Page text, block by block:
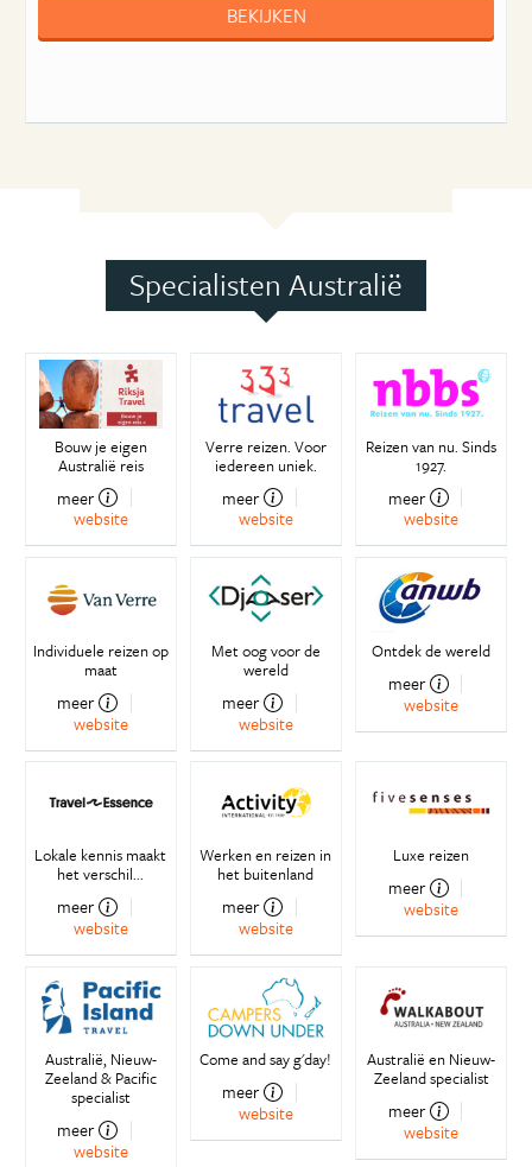
BEKIJKEN
Specialisten Australië
Bouw je eigen
Australië reis
meer
website
Verre reizen. Voor
iedereen uniek.
meer
website
Reizen van nu. Sinds
1927.
meer
website
Individuele reizen op
maat
meer
website
Met oog voor de
wereld
meer
website
Ontdek de wereld
meer
website
Lokale kennis maakt
het verschil...
meer
website
Werken en reizen in
het buitenland
meer
website
Luxe reizen
meer
website
Australië, Nieuw-
Zeeland & Pacific
specialist
meer
website
Come and say g'day!
meer
website
Australië en Nieuw-
Zeeland specialist
meer
website